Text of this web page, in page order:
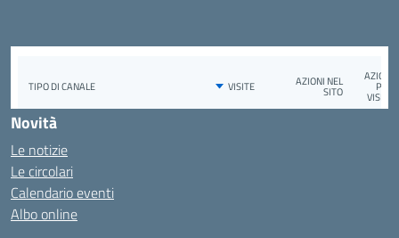
Novità
Le notizie
Le circolari
Calendario eventi
Albo online